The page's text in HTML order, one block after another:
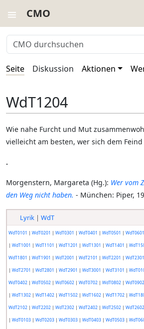
CMO
Seite Diskussion Aktionen
WdT1204
Wie nahe Furcht und Mut
vielleicht am besten, wer sich dem
.
Morgenstern, Margareta (Hg.): Wer vom
den Weg nicht haben. - München: Piper,
Lyrik| WdT
WdT0101 | WdT0201 | WdT0301 | WdT0401 | WdT0501 | WdT0601
| WdT1001 | WdT1101 | WdT1201 | WdT1301 | WdT1401 |
WdT1801 | WdT1901 | WdT2001 | WdT2101 | WdT2201 | WdT2301
| WdT2701 | WdT2801 | WdT2901 | WdT3001 | WdT3101 |
WdT0402| WdT0502| WdT0602| WdT0702| WdT0802| WdT0902
| WdT1302| WdT1402| WdT1502| WdT1602| WdT1702|
WdT2102| WdT2202| WdT2302| WdT2402| WdT2502| WdT2602
| WdT0103| WdT0203| WdT0303| WdT0403| WdT0503|